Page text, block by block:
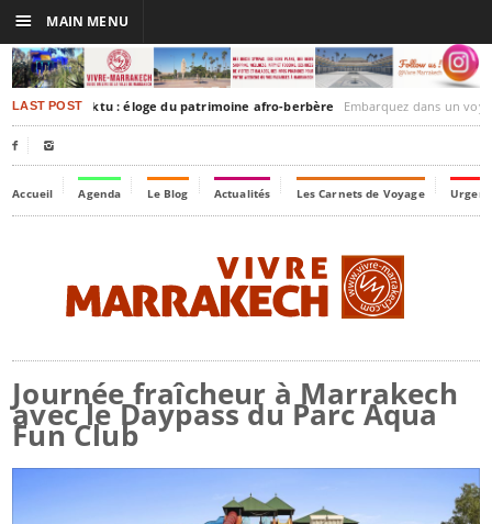
LAST POSTTimbuktu : éloge du patrimoine afro-berbère Embarquez dans un voyage culturel dans le
 
Accueil Agenda Le Blog Actualités Les Carnets de Voyage
Journée fraîcheur à Marrakech
avec le Daypass du Parc Aqua
Fun Club
☰ MAIN MENU